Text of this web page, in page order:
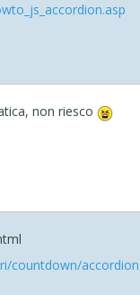
non riesco
countdown/